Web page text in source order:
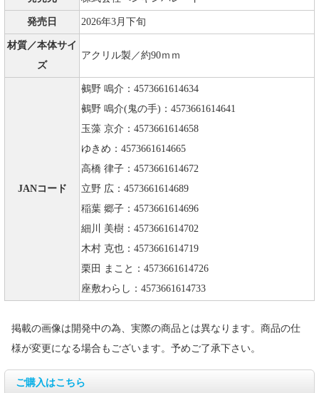
発売日 2026年3月下旬
材質／本体サイ
ズ
アクリル製／約90ｍｍ
JANコード
鵺野 鳴介：4573661614634
鵺野 鳴介(鬼の手)：4573661614641
玉藻 京介：4573661614658
ゆきめ：4573661614665
高橋 律子：4573661614672
立野 広：4573661614689
稲葉 郷子：4573661614696
細川 美樹：4573661614702
木村 克也：4573661614719
栗田 まこと：4573661614726
座敷わらし：4573661614733
掲載の画像は開発中の為、実際の商品とは異なります。商品の仕
様が変更になる場合もございます。予めご了承下さい。
ご購入はこちら